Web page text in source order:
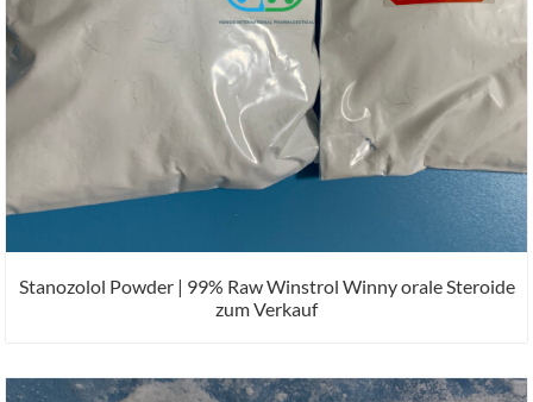
Stanozolol Powder | 99% Raw Winstrol Winny orale Steroide
zum Verkauf